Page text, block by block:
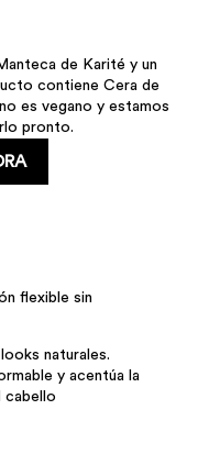
de Karité y un
contiene Cera de
es vegano y estamos
pronto.
flexible sin
naturales.
y acentúa la
cabello